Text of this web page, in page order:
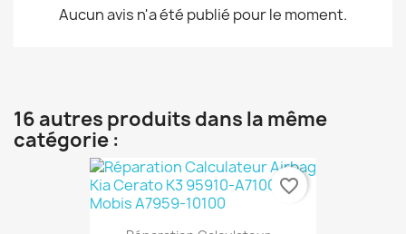
Aucun avis n'a été publié pour le moment.
16 autres produits dans la même
catégorie :
favorite_border